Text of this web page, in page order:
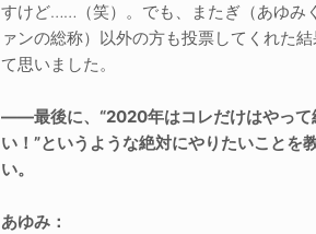
すけど……（笑）。でも、またぎ（あゆみ
ァンの総称）以外の方も投票してくれた
て思いました。
――最後に、“2020年はコレだけはやって
い！”というような絶対にやりたいことを
い。
あゆみ：